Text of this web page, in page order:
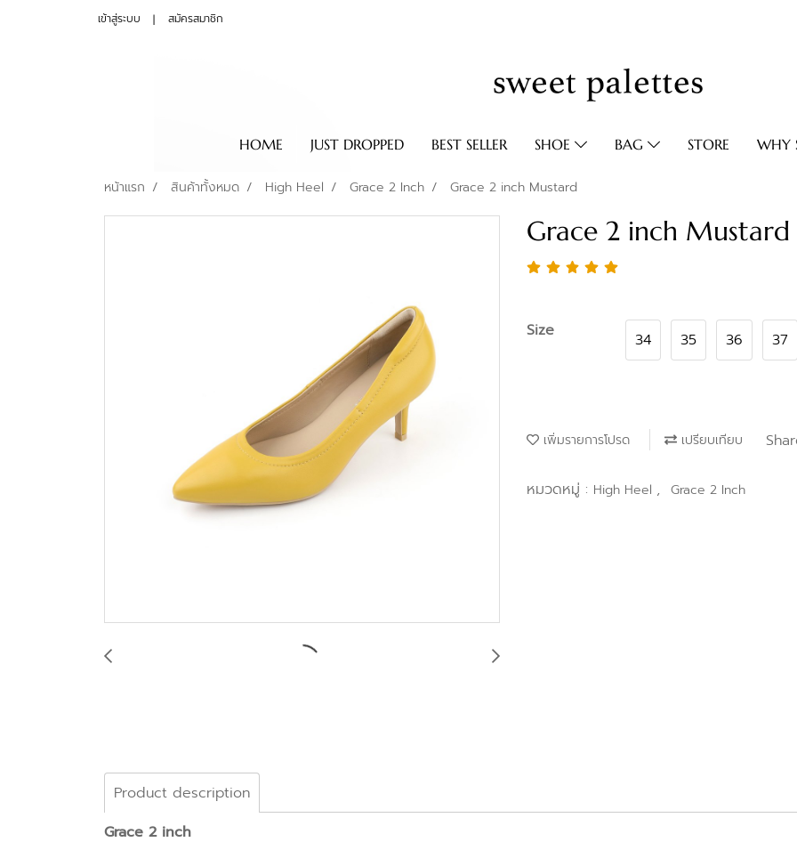
เข้าสู่ระบบ สมัครสมาชิก
HOME JUST DROPPED BEST SELLER SHOE BAG STORE WHY
หน้าแรก สินค้าทั้งหมด High Heel Grace 2 Inch Grace 2 inch Mustard
Grace 2 inch Mustard
Size 34 35 36 37
เพิ่มรายการโปรด เปรียบเทียบ
หมวดหมู่ : High Heel , Grace 2 Inch
Product description
Grace 2 inch